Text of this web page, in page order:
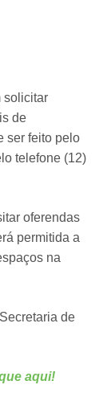
solicitar
de
ser feito pelo
telefone (12)
oferendas
permitida a
na
de
aqui!